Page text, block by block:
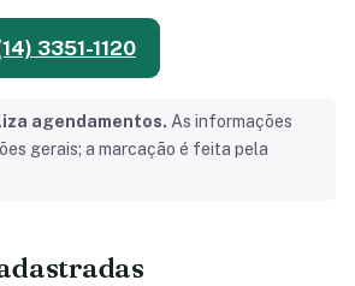
3351-1120
agendamentos. As informações
gerais; a marcação é feita pela